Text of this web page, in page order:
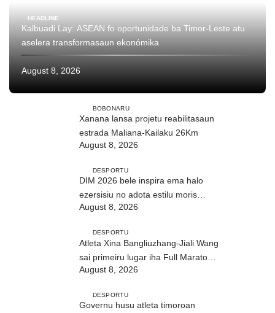
HEADLINE
Kalbuadi Lay: ASEAN fo oportunidade ba Timor-Leste atu
aselera transformasaun ekonómika
August 8, 2026
BOBONARU
Xanana lansa projetu reabilitasaun
estrada Maliana-Kailaku 26Km
August 8, 2026
DESPORTU
DIM 2026 bele inspira ema halo
ezersisiu no adota estilu moris
saudável
August 8, 2026
DESPORTU
Atleta Xina Bangliuzhang-Jiali Wang
sai primeiru lugar iha Full Maratona
42Km
August 8, 2026
DESPORTU
Governu husu atleta timoroan